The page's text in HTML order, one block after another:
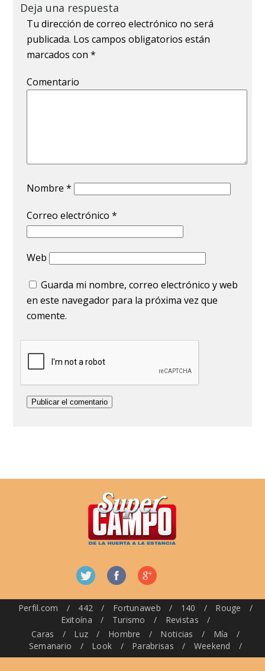
Deja una respuesta
Tu dirección de correo electrónico no será
publicada. Los campos obligatorios están
marcados con*
Comentario
Nombre*
Correo electrónico*
Web
Guarda mi nombre, correo electrónico y web
en este navegador para la próxima vez que
comente.
Perfil.com / 442 / Fortunaweb / 140 / Rouge
/
Exitoína
/ Turismo / Revistas
/
Caras
/ Luz / Hombre / Noticias / Mía
/
Semanario
/ Look / Parabrisas / Weekend /